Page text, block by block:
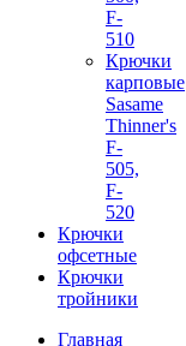
F-
510
Крючки
карповые
Sasame
Thinner's
F-
505,
F-
520
Крючки
офсетные
Крючки
тройники
Главная